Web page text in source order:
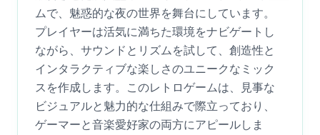
ムで、魅惑的な夜の世界を舞台にしています。
プレイヤーは活気に満ちた環境をナビゲートし
ながら、サウンドとリズムを試して、創造性と
インタラクティブな楽しさのユニークなミック
スを作成します。このレトロゲームは、見事な
ビジュアルと魅力的な仕組みで際立っており、
ゲーマーと音楽愛好家の両方にアピールしま